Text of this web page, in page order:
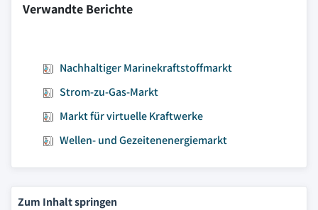
Verwandte Berichte
Nachhaltiger Marinekraftstoffmarkt
Strom-zu-Gas-Markt
Markt für virtuelle Kraftwerke
Wellen- und Gezeitenenergiemarkt
Zum Inhalt springen